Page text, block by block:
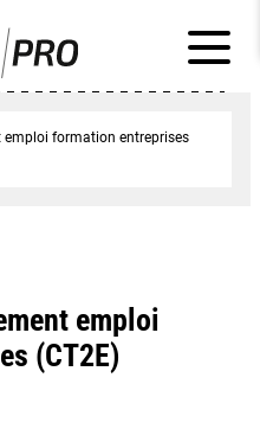
formation entreprises
emploi
(CT2E)